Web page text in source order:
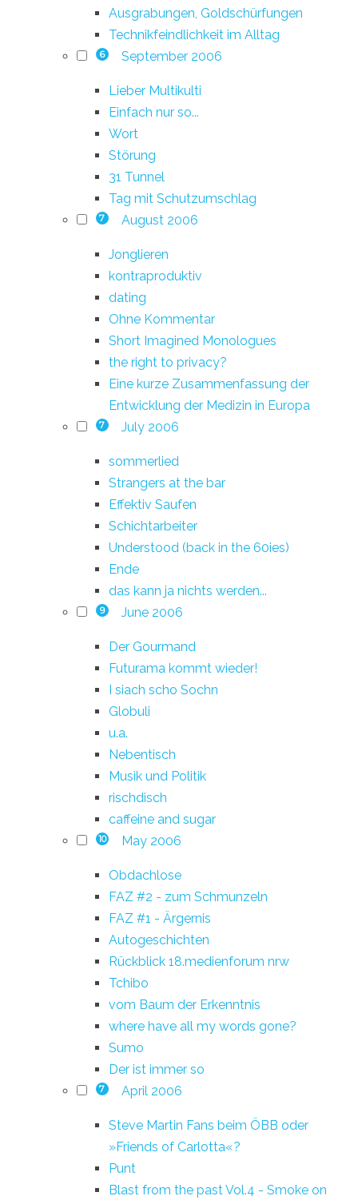
Ausgrabungen, Goldschürfungen
Technikfeindlichkeit im Alltag
6 September 2006
Lieber Multikulti
Einfach nur so...
Wort
Störung
31 Tunnel
Tag mit Schutzumschlag
7 August 2006
Jonglieren
kontraproduktiv
dating
Ohne Kommentar
Short Imagined Monologues
the right to privacy?
Eine kurze Zusammenfassung der
Entwicklung der Medizin in Europa
7 July 2006
sommerlied
Strangers at the bar
Effektiv Saufen
Schichtarbeiter
Understood (back in the 60ies)
Ende
das kann ja nichts werden...
9 June 2006
Der Gourmand
Futurama kommt wieder!
I siach scho Sochn
Globuli
u.a.
Nebentisch
Musik und Politik
rischdisch
caffeine and sugar
10 May 2006
Obdachlose
FAZ #2 - zum Schmunzeln
FAZ #1 - Ärgernis
Autogeschichten
Rückblick 18.medienforum nrw
Tchibo
vom Baum der Erkenntnis
where have all my words gone?
Sumo
Der ist immer so
7 April 2006
Steve Martin Fans beim ÖBB oder
»Friends of Carlotta«?
Punt
Blast from the past Vol.4 - Smoke on